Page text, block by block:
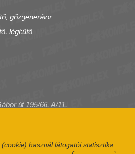
használ látogatói statisztika
gőzgenerátor
léghűtő
út 195/66. A/11.